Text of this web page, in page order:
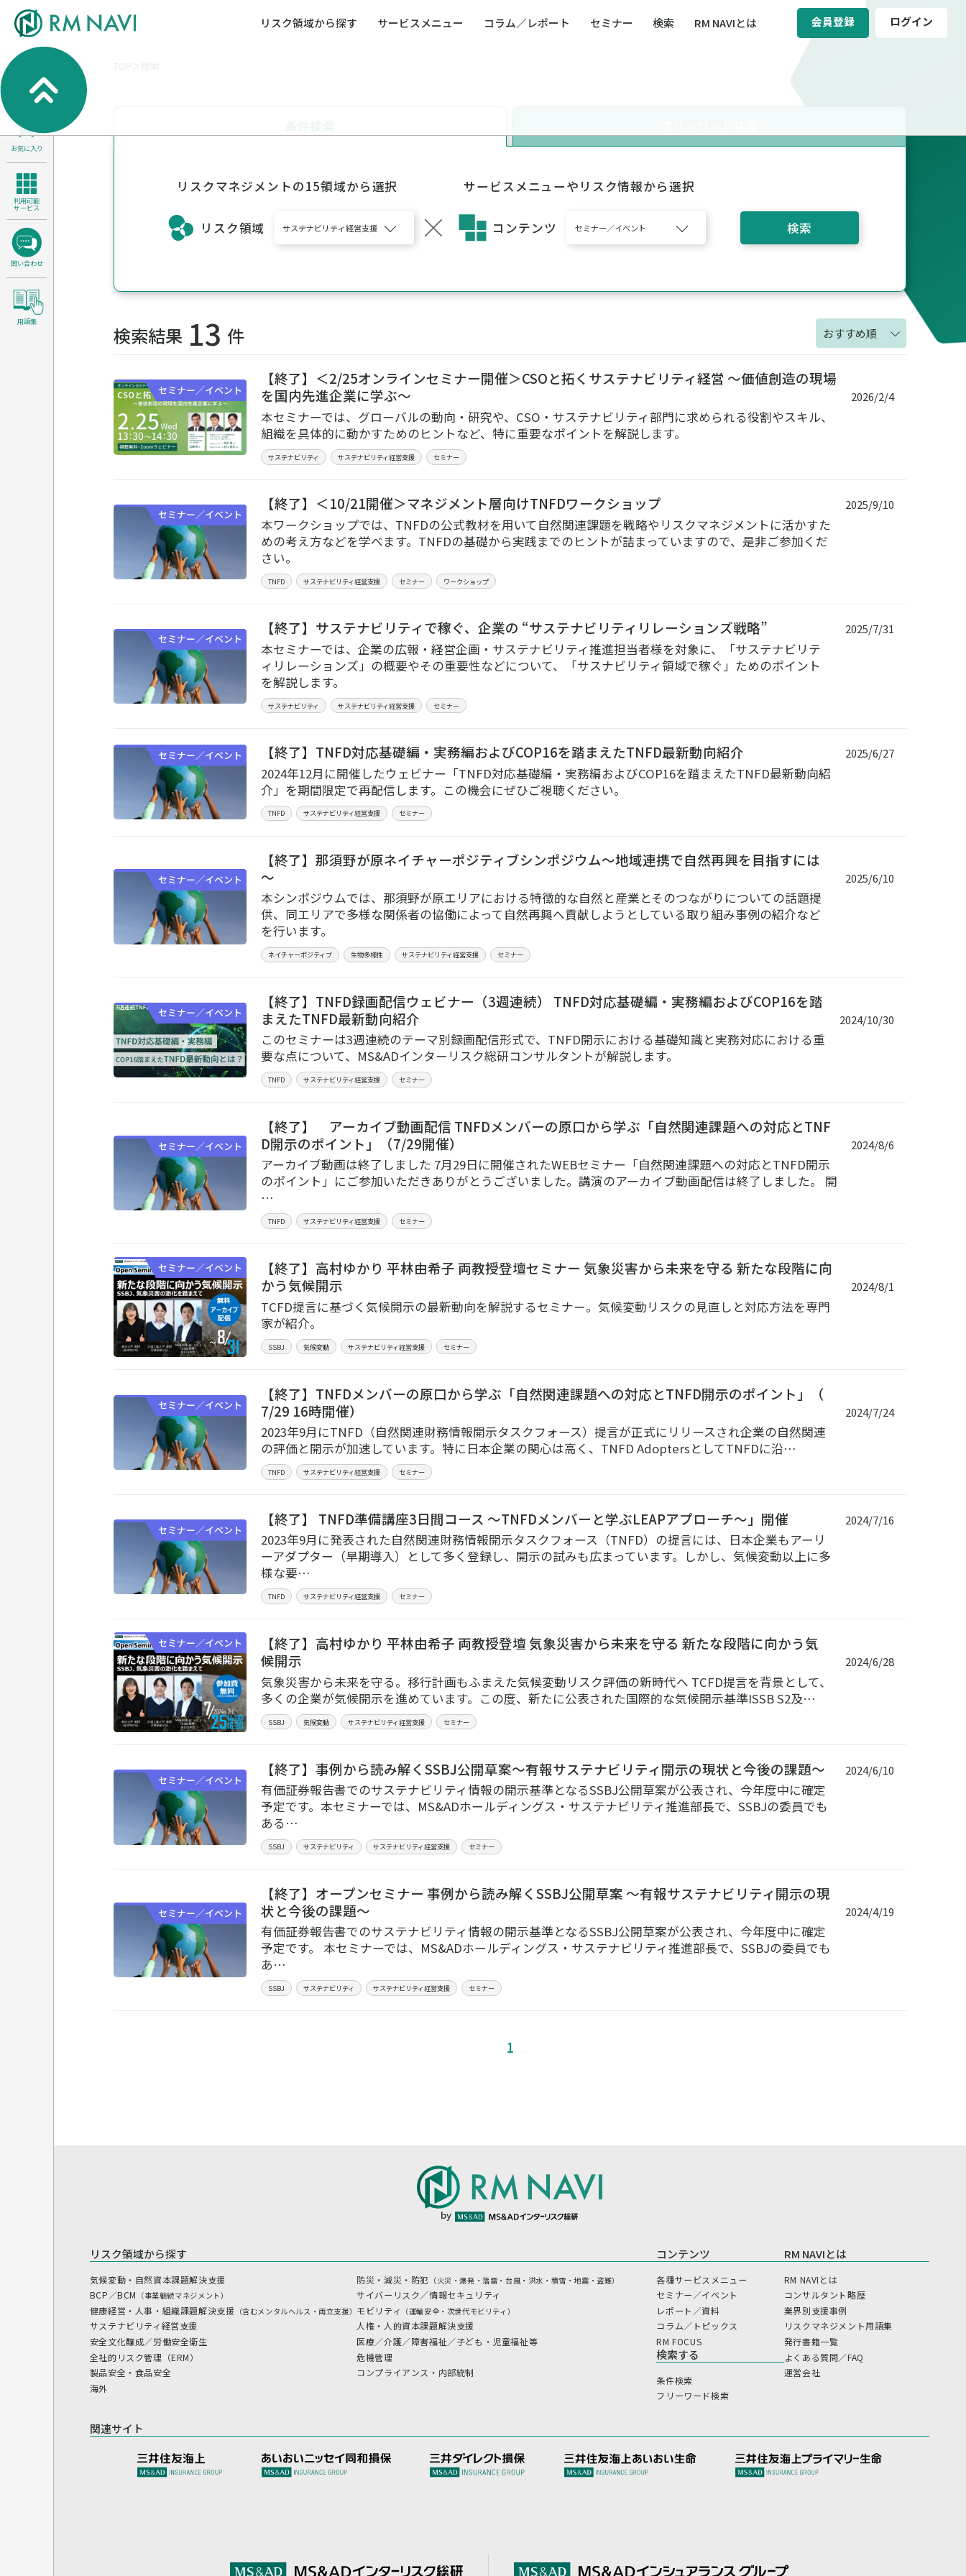
リスク領域から探す サービスメニュー コラム／レポート セミナー 検索 RM NAVIとは 会員登録 ログイン
サイバーリスク／情報セキュリティ
健康経営・人事・組織課題解決支援（含むメン
サステナビリティ経営支援
人権・人的資本課題解決支援
安全文化醸成／労働安全衛生
検索
お気に入り
利用可能
サービス
問い合わせ
用語集
条件検索
リスクマネジメントの15領域から選択
リスク領域 サステナビリティ経営支援
サービスメニューやリスク情報から選択
コンテンツ セミナー／イベント 検索
検索結果 13 件 おすすめ順
セミナー／イベント
【終了】＜2/25オンラインセミナー開催＞CSOと拓くサステナビリティ経営 ～価値創造の現場
を国内先進企業に学ぶ～
本セミナーでは、グローバルの動向・研究や、CSO・サステナビリティ部門に求められる役割やスキル、
組織を具体的に動かすためのヒントなど、特に重要なポイントを解説します。
サステナビリティ サステナビリティ経営支援 セミナー
2026/2/4
セミナー／イベント
【終了】＜10/21開催＞マネジメント層向けTNFDワークショップ
本ワークショップでは、TNFDの公式教材を用いて自然関連課題を戦略やリスクマネジメントに活かすた
めの考え方などを学べます。TNFDの基礎から実践までのヒントが詰まっていますので、是非ご参加くだ
さい。
TNFD サステナビリティ経営支援 セミナー ワークショップ
2025/9/10
セミナー／イベント
【終了】サステナビリティで稼ぐ、企業の “サステナビリティリレーションズ戦略”
本セミナーでは、企業の広報・経営企画・サステナビリティ推進担当者様を対象に、「サステナビリテ
ィリレーションズ」の概要やその重要性などについて、「サスナビリティ領域で稼ぐ」ためのポイント
を解説します。
サステナビリティ サステナビリティ経営支援 セミナー
2025/7/31
セミナー／イベント 【終了】TNFD対応基礎編・実務編およびCOP16を踏まえたTNFD最新動向紹介
2024年12月に開催したウェビナー「TNFD対応基礎編・実務編およびCOP16を踏まえたTNFD最新動向紹
介」を期間限定で再配信します。この機会にぜひご視聴ください。
TNFD サステナビリティ経営支援 セミナー
2025/6/27
セミナー／イベント
【終了】那須野が原ネイチャーポジティブシンポジウム～地域連携で自然再興を目指すには
～
本シンポジウムでは、那須野が原エリアにおける特徴的な自然と産業とそのつながりについての話題提
供、同エリアで多様な関係者の協働によって自然再興へ貢献しようとしている取り組み事例の紹介など
を行います。
ネイチャーポジティブ 生物多様性 サステナビリティ経営支援 セミナー
2025/6/10
セミナー／イベント
【終了】TNFD録画配信ウェビナー（3週連続） TNFD対応基礎編・実務編およびCOP16を踏
まえたTNFD最新動向紹介
このセミナーは3週連続のテーマ別録画配信形式で、TNFD開示における基礎知識と実務対応における重
要な点について、MS&ADインターリスク総研コンサルタントが解説します。
TNFD サステナビリティ経営支援 セミナー
2024/10/30
セミナー／イベント
【終了】 アーカイブ動画配信 TNFDメンバーの原口から学ぶ「自然関連課題への対応とTNF
D開示のポイント」（7/29開催）
アーカイブ動画は終了しました 7月29日に開催されたWEBセミナー「自然関連課題への対応とTNFD開示
のポイント」にご参加いただきありがとうございました。講演のアーカイブ動画配信は終了しました。 開
…
TNFD サステナビリティ経営支援 セミナー
2024/8/6
セミナー／イベント
【終了】高村ゆかり 平林由希子 両教授登壇セミナー 気象災害から未来を守る 新たな段階に向
かう気候開示
TCFD提言に基づく気候開示の最新動向を解説するセミナー。気候変動リスクの見直しと対応方法を専門
家が紹介。
SSBJ 気候変動 サステナビリティ経営支援 セミナー
2024/8/1
セミナー／イベント
【終了】TNFDメンバーの原口から学ぶ「自然関連課題への対応とTNFD開示のポイント」（
7/29 16時開催）
2023年9月にTNFD（自然関連財務情報開示タスクフォース）提言が正式にリリースされ企業の自然関連
の評価と開示が加速しています。特に日本企業の関心は高く、TNFD AdoptersとしてTNFDに沿…
TNFD サステナビリティ経営支援 セミナー
2024/7/24
セミナー／イベント
【終了】 TNFD準備講座3日間コース ～TNFDメンバーと学ぶLEAPアプローチ～」開催
2023年9月に発表された自然関連財務情報開示タスクフォース（TNFD）の提言には、日本企業もアーリ
ーアダプター（早期導入）として多く登録し、開示の試みも広まっています。しかし、気候変動以上に多
様な要…
TNFD サステナビリティ経営支援 セミナー
2024/7/16
セミナー／イベント
【終了】高村ゆかり 平林由希子 両教授登壇 気象災害から未来を守る 新たな段階に向かう気
候開示
気象災害から未来を守る。移行計画もふまえた気候変動リスク評価の新時代へ TCFD提言を背景として、
多くの企業が気候開示を進めています。この度、新たに公表された国際的な気候開示基準ISSB S2及…
SSBJ 気候変動 サステナビリティ経営支援 セミナー
2024/6/28
セミナー／イベント
【終了】事例から読み解くSSBJ公開草案～有報サステナビリティ開示の現状と今後の課題～
有価証券報告書でのサステナビリティ情報の開示基準となるSSBJ公開草案が公表され、今年度中に確定
予定です。本セミナーでは、MS&ADホールディングス・サステナビリティ推進部長で、SSBJの委員でも
ある…
SSBJ サステナビリティ サステナビリティ経営支援 セミナー
2024/6/10
セミナー／イベント
【終了】オープンセミナー 事例から読み解くSSBJ公開草案 ～有報サステナビリティ開示の現
状と今後の課題～
有価証券報告書でのサステナビリティ情報の開示基準となるSSBJ公開草案が公表され、今年度中に確定
予定です。 本セミナーでは、MS&ADホールディングス・サステナビリティ推進部長で、SSBJの委員でも
あ…
SSBJ サステナビリティ サステナビリティ経営支援 セミナー
2024/4/19
1
by
リスク領域から探す
気候変動・自然資本課題解決支援
BCP／BCM （事業継続マネジメント）
健康経営・人事・組織課題解決支援 （含むメンタルヘルス・両立支援）
サステナビリティ経営支援
安全文化醸成／労働安全衛生
全社的リスク管理（ERM）
製品安全・食品安全
海外
防災・減災・防犯 （火災・爆発・落雷・台風・洪水・積雪・地震・盗難）
サイバーリスク／情報セキュリティ
モビリティ （運輸安全・次世代モビリティ）
人権・人的資本課題解決支援
医療／介護／障害福祉／子ども・児童福祉等
危機管理
コンプライアンス・内部統制
コンテンツ
各種サービスメニュー
セミナー／イベント
レポート／資料
コラム／トピックス
RM FOCUS
検索する
条件検索
フリーワード検索
RM NAVIとは
RM NAVIとは
コンサルタント略歴
業界別支援事例
リスクマネジメント用語集
発行書籍一覧
よくある質問／FAQ
運営会社
関連サイト